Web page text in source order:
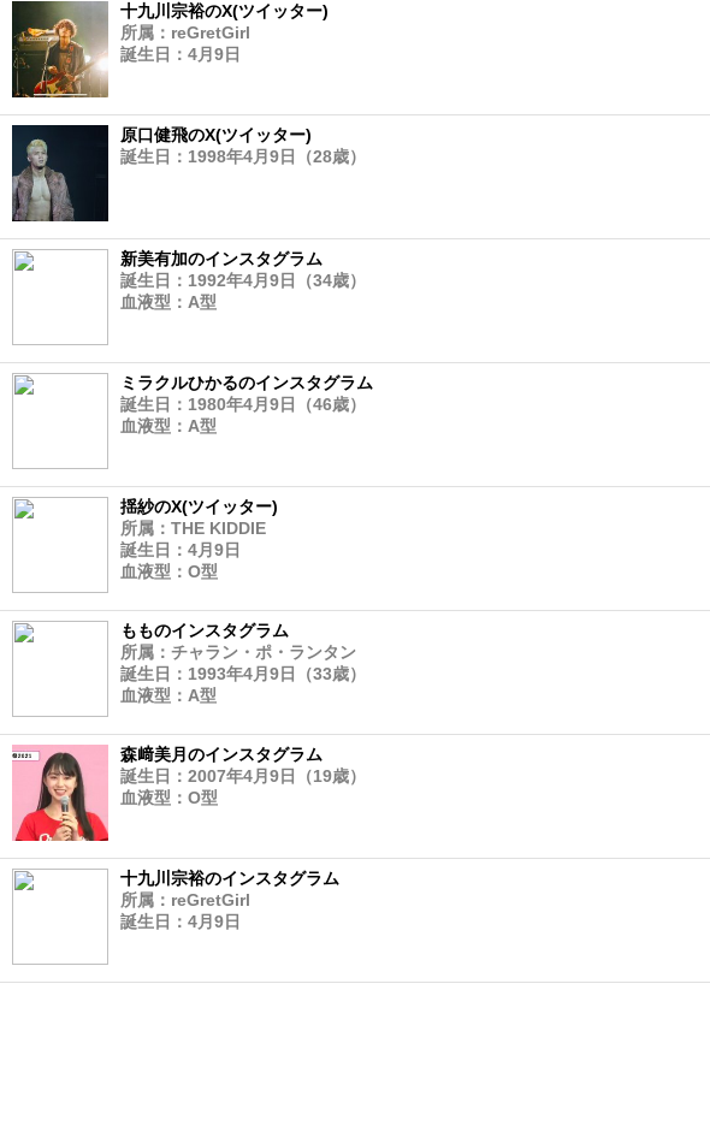
十九川宗裕のX(ツイッター)
所属：reGretGirl
誕生日：4月9日
原口健飛のX(ツイッター)
誕生日：1998年4月9日（28歳）
新美有加のインスタグラム
誕生日：1992年4月9日（34歳）
血液型：A型
ミラクルひかるのインスタグラム
誕生日：1980年4月9日（46歳）
血液型：A型
揺紗のX(ツイッター)
所属：THE KIDDIE
誕生日：4月9日
血液型：O型
もものインスタグラム
所属：チャラン・ポ・ランタン
誕生日：1993年4月9日（33歳）
血液型：A型
森﨑美月のインスタグラム
誕生日：2007年4月9日（19歳）
血液型：O型
十九川宗裕のインスタグラム
所属：reGretGirl
誕生日：4月9日